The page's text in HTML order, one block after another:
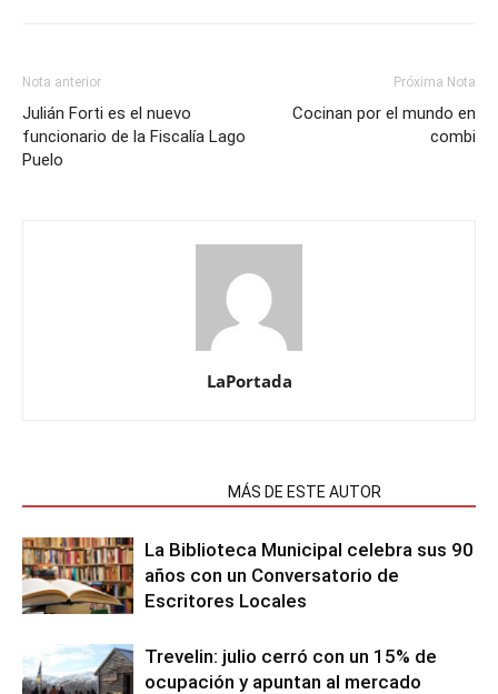
Nota anterior
Julián Forti es el nuevo
funcionario de la Fiscalía Lago
Puelo
Próxima Nota
Cocinan por el mundo en
combi
LaPortada
MÁS DE ESTE AUTOR
La Biblioteca Municipal celebra sus 90
años con un Conversatorio de
Escritores Locales
Trevelin: julio cerró con un 15% de
ocupación y apuntan al mercado